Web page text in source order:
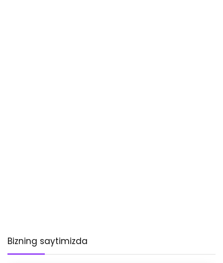
Bizning saytimizda